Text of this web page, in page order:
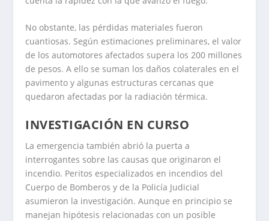
No obstante, las pérdidas materiales fueron
cuantiosas. Según estimaciones preliminares, el valor
de los automotores afectados supera los 200 millones
de pesos. A ello se suman los daños colaterales en el
pavimento y algunas estructuras cercanas que
quedaron afectadas por la radiación térmica.
INVESTIGACIÓN EN CURSO
La emergencia también abrió la puerta a
interrogantes sobre las causas que originaron el
incendio. Peritos especializados en incendios del
Cuerpo de Bomberos y de la Policía Judicial
asumieron la investigación. Aunque en principio se
manejan hipótesis relacionadas con un posible